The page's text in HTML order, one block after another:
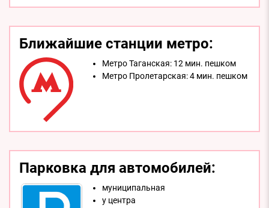
Ближайшие станции метро:
Метро Таганская: 12 мин. пешком
Метро Пролетарская:4 мин. пешком
Парковка для автомобилей:
муниципальная
у центра